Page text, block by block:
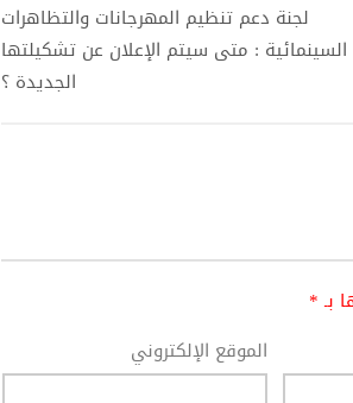
لجنة دعم تنظيم المهرجانات والتظاهرات
السينمائية : متى سيتم الإعلان عن تشكيلتها
الجديدة ؟
بـ*
الموقع الإلكتروني